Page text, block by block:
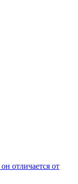
отличается от